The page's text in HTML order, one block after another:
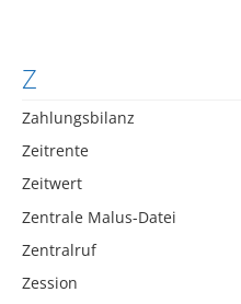
Z
Zahlungsbilanz
Zeitrente
Zeitwert
Zentrale Malus-Datei
Zentralruf
Zession